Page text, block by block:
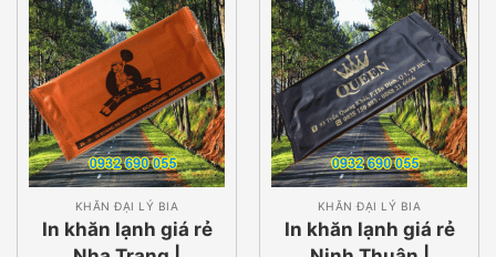
KHĂN ĐẠI LÝ BIA
In khăn lạnh giá rẻ
KHĂN ĐẠI LÝ BIA
In khăn lạnh giá rẻ